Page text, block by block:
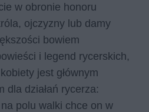
w obronie honoru
ojczyzny lub damy
bowiem
i legend rycerskich,
jest głównym
dla działań rycerza:
polu walki chce on w